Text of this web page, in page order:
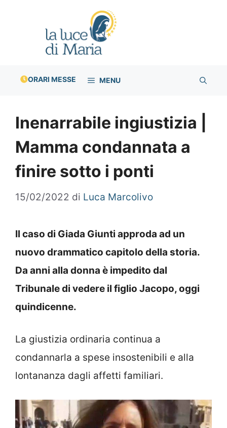
ORARI MESSE MENU
Inenarrabile ingiustizia |
Mamma condannata a
finire sotto i ponti
15/02/2022 di Luca Marcolivo
Il caso di Giada Giunti approda ad un
nuovo drammatico capitolo della storia.
Da anni alla donna è impedito dal
Tribunale di vedere il figlio Jacopo, oggi
quindicenne.
La giustizia ordinaria continua a
condannarla a spese insostenibili e alla
lontananza dagli affetti familiari.